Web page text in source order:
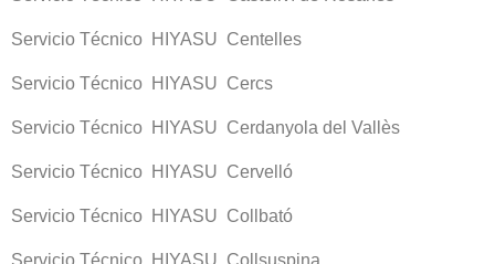
Servicio Técnico HIYASU Centelles
Servicio Técnico HIYASU Cercs
Servicio Técnico HIYASU Cerdanyola del Vallès
Servicio Técnico HIYASU Cervelló
Servicio Técnico HIYASU Collbató